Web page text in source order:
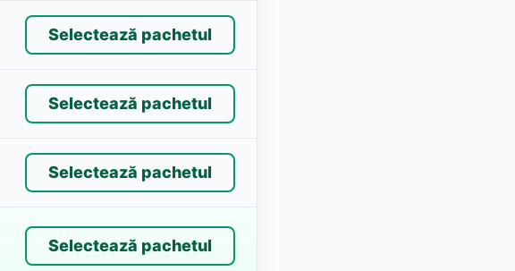
Selectează pachetul
Selectează pachetul
Selectează pachetul
Selectează pachetul